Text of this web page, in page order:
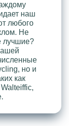
наш
любого
Не
лучшие?
но и
как